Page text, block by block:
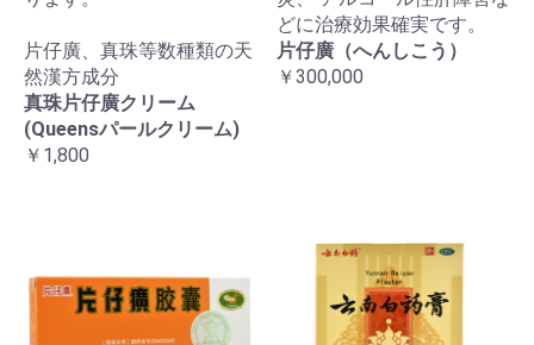
片仔廣、真珠等数種類の天
然漢方成分
真珠片仔廣クリーム
(Queensパールクリーム)
￥1,800
どに治療効果確実です。
片仔廣（へんしこう）
￥300,000